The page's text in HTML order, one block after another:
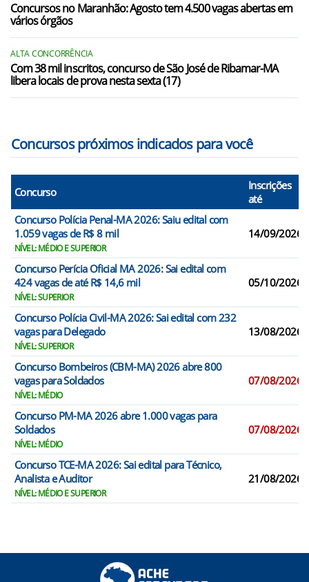
Concursos no Maranhão: Agosto tem 4.500 vagas abertas em
vários órgãos
ALTA CONCORRÊNCIA
Com 38 mil inscritos, concurso de São José de Ribamar-MA
libera locais de prova nesta sexta (17)
Concursos próximos indicados para você
Concurso
Inscrições
até
Concurso Polícia Penal-MA 2026: Saiu edital com
1.059 vagas de R$ 8 mil
NÍVEL: MÉDIO E SUPERIOR
14/09/2026
Concurso Perícia Oficial MA 2026: Sai edital com
424 vagas de até R$ 14,6 mil
NÍVEL: SUPERIOR
05/10/2026
Concurso Polícia Civil-MA 2026: Sai edital com 232
vagas para Delegado
NÍVEL: SUPERIOR
13/08/2026
Concurso Bombeiros (CBM-MA) 2026 abre 800
vagas para Soldados
NÍVEL: MÉDIO
07/08/2026
Concurso PM-MA 2026 abre 1.000 vagas para
Soldados
NÍVEL: MÉDIO
07/08/2026
Concurso TCE-MA 2026: Sai edital para Técnico,
Analista e Auditor
NÍVEL: MÉDIO E SUPERIOR
21/08/2026